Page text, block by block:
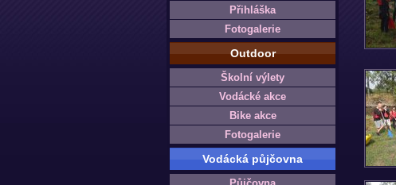
Přihláška
Fotogalerie
Outdoor
Školní výlety
Vodácké akce
Bike akce
Fotogalerie
Vodácká půjčovna